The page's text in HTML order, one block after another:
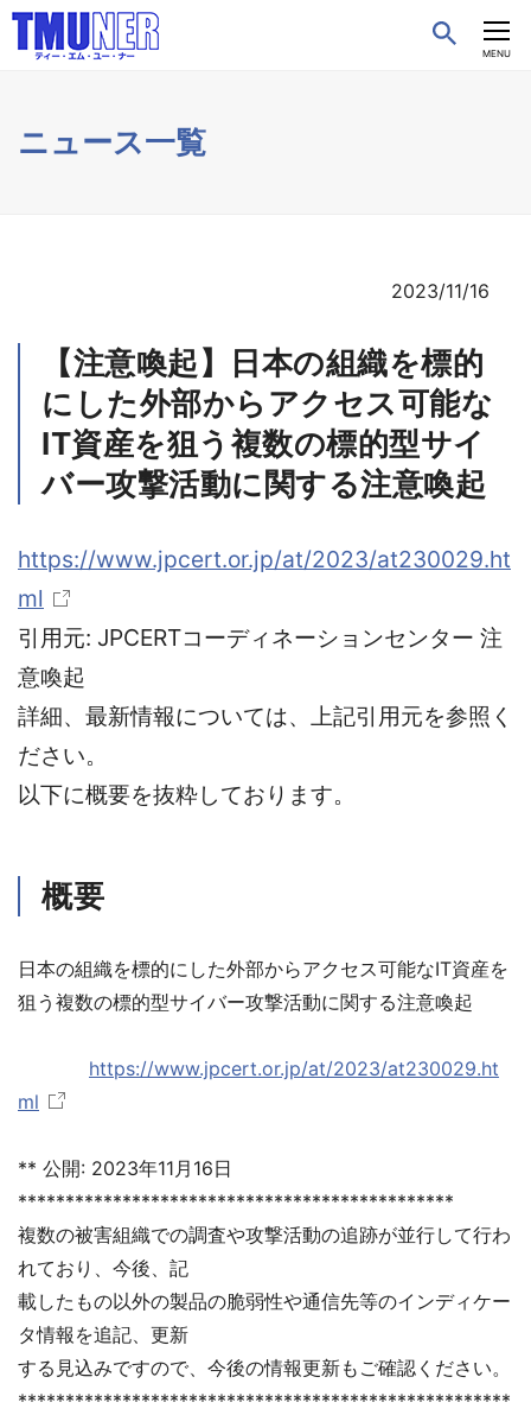
CLOSE
MENU
ニュース一覧
2023/11/16
【注意喚起】日本の組織を標的
にした外部からアクセス可能な
IT資産を狙う複数の標的型サイ
バー攻撃活動に関する注意喚起
https://www.jpcert.or.jp/at/2023/at230029.ht
ml
引用元: JPCERTコーディネーションセンター 注
意喚起
詳細、最新情報については、上記引用元を参照く
ださい。
以下に概要を抜粋しております。
概要
日本の組織を標的にした外部からアクセス可能なIT資産を
狙う複数の標的型サイバー攻撃活動に関する注意喚起
https://www.jpcert.or.jp/at/2023/at230029.ht
ml
** 公開: 2023年11月16日
**********************************************
複数の被害組織での調査や攻撃活動の追跡が並行して行わ
れており、今後、記
載したもの以外の製品の脆弱性や通信先等のインディケー
タ情報を追記、更新
する見込みですので、今後の情報更新もご確認ください。
****************************************************